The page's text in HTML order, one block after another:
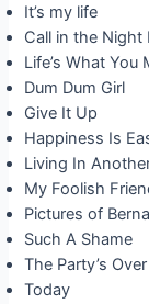
It’s my life
Call in the Night
Life’s What You
Dum Dum Girl
Give It Up
Happiness Is
Living In
My Foolish
Pictures of
Such A Shame
The Party’s Over
Today